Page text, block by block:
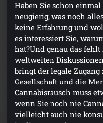
Haben Sie schon
neugierig, was noch
keine Erfahrung und
es interessiert Sie,
hat?Und genau das
weltweiten
bringt der legale
Gesellschaft und die
Cannabisrausch muss
wenn Sie noch nie
vielleicht auch nie